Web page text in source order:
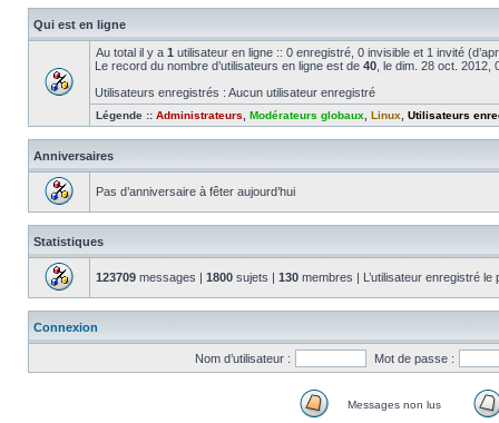
Qui est en ligne
Au total il y a 1 utilisateur en ligne :: 0 enregistré, 0 invisible et 1 invité
Le record du nombre d’utilisateurs en ligne est de 40 , le dim. 28 oct. 2012,
Utilisateurs enregistrés : Aucun utilisateur enregistré
Légende :: Administrateurs Modérateurs globaux Linux Utilisateurs
Anniversaires
Pas d’anniversaire à fêter aujourd’hui
Statistiques
123709 messages | 1800 sujets | 130 membres | L’utilisateur enregistré
Connexion
Nom d’utilisateur : Mot de passe :
Messages non lus